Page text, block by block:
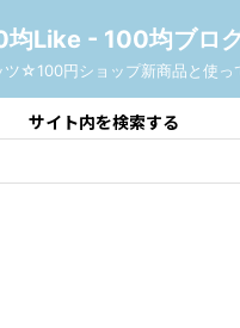
均Like - 100均ブロ
☆100円ショップ新商品と使っ
サイト内を検索する